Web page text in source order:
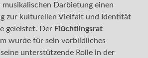
musikalischen Darbietung einen
zur kulturellen Vielfalt und Identität
geleistet. Der Flüchtlingsrat
wurde für sein vorbildliches
unterstützende Rolle in der